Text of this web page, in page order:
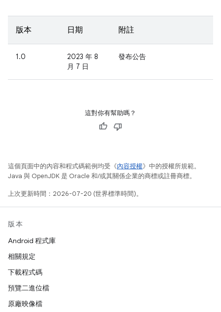
版本 日期 附註
1.0
2023 年 8
月 7 日
發布公告
這對你有幫助嗎？
這個頁面中的內容和程式碼範例均受《內容授權》中的授權所規範。
Java 與 OpenJDK 是 Oracle 和/或其關係企業的商標或註冊商標。
上次更新時間：2026-07-20 (世界標準時間)。
版本
Android 程式庫
相關規定
下載程式碼
預覽二進位檔
原廠映像檔